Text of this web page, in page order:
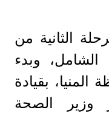
الثانية من
وبدء
المنيا، بقيادة
وزير الصحة